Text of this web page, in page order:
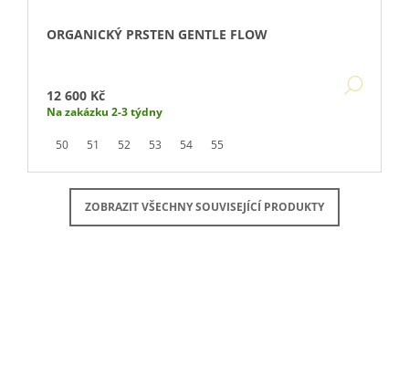
ORGANICKÝ PRSTEN GENTLE FLOW
12 600 Kč
Na zakázku 2-3 týdny
50 51 52 53 54 55
ZOBRAZIT VŠECHNY SOUVISEJÍCÍ PRODUKTY